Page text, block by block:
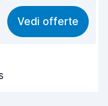
8,1
8,2
Vedi offerte